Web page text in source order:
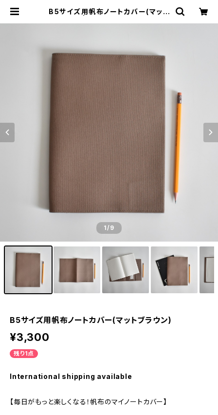
B5サイズ用帆布ノートカバー(マット
1/9
B5サイズ用帆布ノートカバー(マットブラウン)
¥3,300
残り1点
International shipping available
【毎日がもっと楽しくなる！帆布のマイノートカバー】